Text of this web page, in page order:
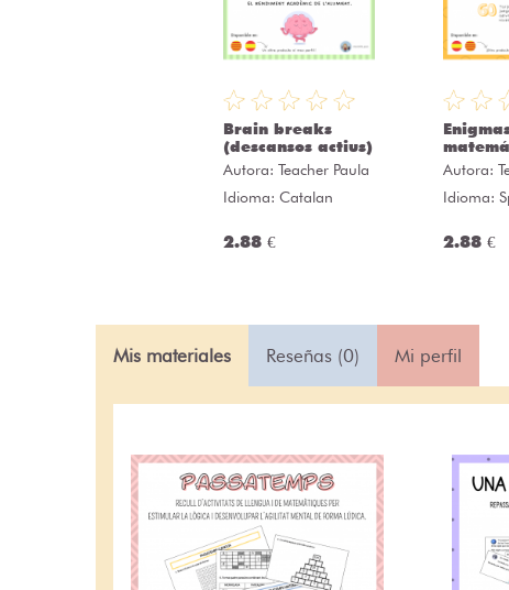
Brain breaks
(descansos actius)
Autora: Teacher Paula
Idioma: Catalan
2.88 €
Autora:
Idioma:
2.88 €
Mis materiales Reseñas (0) Mi perfil